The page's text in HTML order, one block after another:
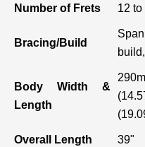
Number of Frets 12 to
Bracing/Build
Body Width &
Length
Overall Length 39"